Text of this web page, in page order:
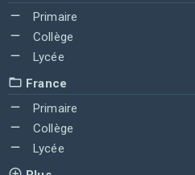
Primaire
Collège
Lycée
France
Primaire
Collège
Lycée